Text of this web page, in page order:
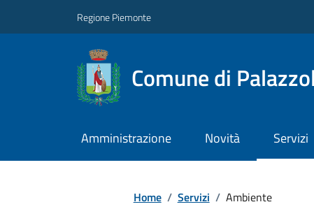
Regione Piemonte
Comune di
Amministrazione Novità Servizi
Home / Servizi / Ambiente